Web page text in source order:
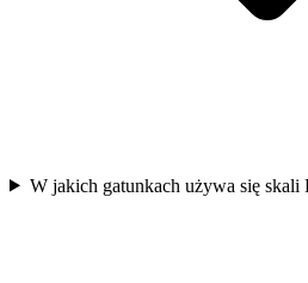
W jakich gatunkach używa się skali